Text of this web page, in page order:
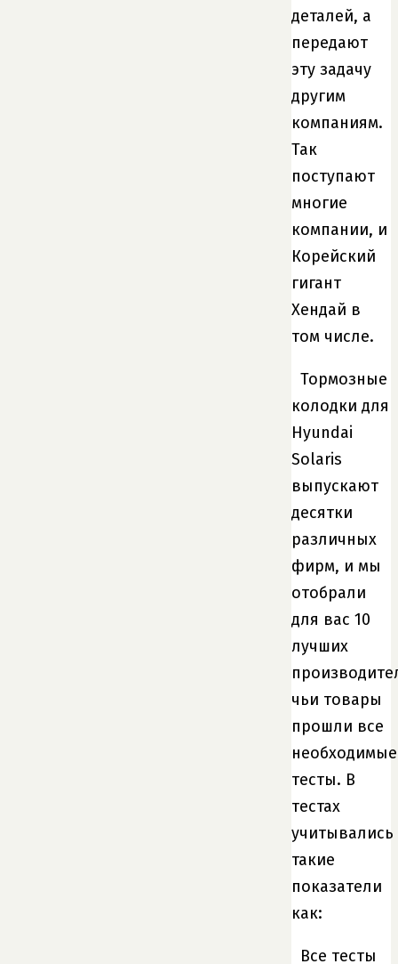
деталей, а
передают
эту задачу
другим
компаниям.
Так
поступают
многие
компании, и
Корейский
гигант
Хендай в
том числе.
Тормозные
колодки для
Hyundai
Solaris
выпускают
десятки
различных
фирм, и мы
отобрали
для вас 10
лучших
чьи товары
прошли все
необходимые
тесты. В
тестах
учитывались
такие
показатели
как:
Все тесты